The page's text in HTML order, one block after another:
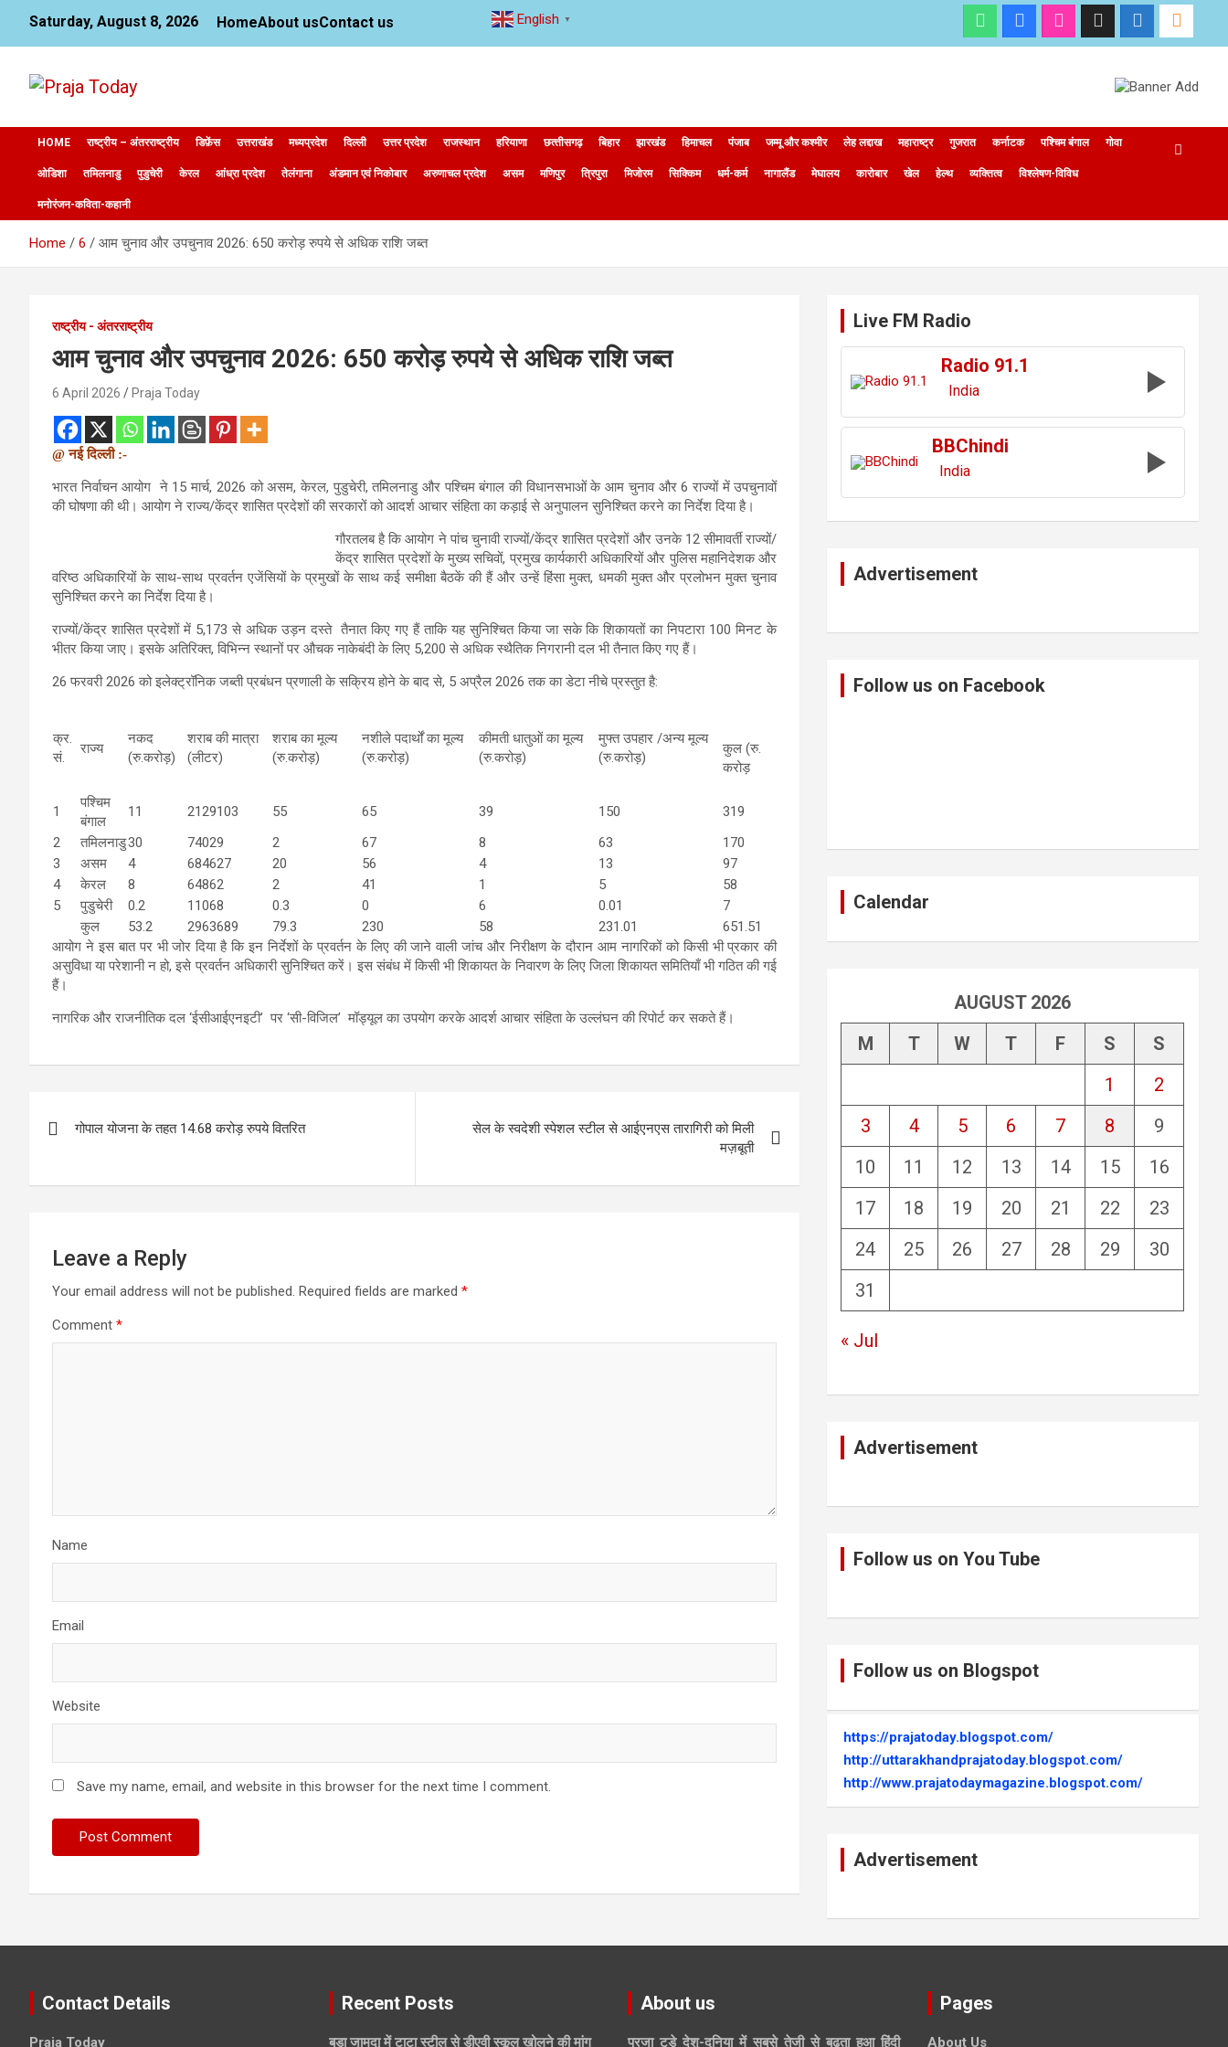
content
Saturday, August 8, 2026 HomeAbout usContact us
Praja Today
HOME राष्ट्रीय – अंतरराष्ट्रीय डिफ़ेंस उत्तराखंड मध्यप्रदेश दिल्ली उत्तर प्रदेश राजस्थान हरियाणा छत्‍तीसगढ़ बिहार झारखंड हिमाचल पंजाब जम्मू और कश्मीर लेह लद्दाख महाराष्ट्र गुजरात कर्नाटक पश्चिम बंगाल गोवा
ओडिशा तमिलनाडु पुडुचेरी केरल आंध्रा प्रदेश तेलंगाना अंडमान एवं निकोबार अरुणाचल प्रदेश असम मणिपुर त्रिपुरा मिजोरम सिक्किम धर्म-कर्म नागालैंड मेघालय कारोबार खेल हेल्थ व्यक्तित्व विश्लेषण-विविध
मनोरंजन-कविता-कहानी
Home 6 आम चुनाव और उपचुनाव 2026: 650 करोड़ रुपये से अधिक राशि जब्त
राष्ट्रीय - अंतरराष्ट्रीय
आम चुनाव और उपचुनाव 2026: 650 करोड़ रुपये से अधिक राशि जब्त
6 April 2026 Praja Today
@ नई दिल्ली :-
भारत निर्वाचन आयोग ने 15 मार्च, 2026 को असम, केरल, पुडुचेरी, तमिलनाडु और पश्चिम बंगाल की विधानसभाओं के आम चुनाव और 6 राज्यों में उपचुनावों
की घोषणा की थी। आयोग ने राज्य/केंद्र शासित प्रदेशों की सरकारों को आदर्श आचार संहिता का कड़ाई से अनुपालन सुनिश्चित करने का निर्देश दिया है।
गौरतलब है कि आयोग ने पांच चुनावी राज्यों/केंद्र शासित प्रदेशों और उनके 12 सीमावर्ती राज्यों/
केंद्र शासित प्रदेशों के मुख्य सचिवों, प्रमुख कार्यकारी अधिकारियों और पुलिस महानिदेशक और
वरिष्ठ अधिकारियों के साथ-साथ प्रवर्तन एजेंसियों के प्रमुखों के साथ कई समीक्षा बैठकें की हैं और उन्हें हिंसा मुक्त, धमकी मुक्त और प्रलोभन मुक्त चुनाव
सुनिश्चित करने का निर्देश दिया है।
राज्यों/केंद्र शासित प्रदेशों में 5,173 से अधिक उड़न दस्ते तैनात किए गए हैं ताकि यह सुनिश्चित किया जा सके कि शिकायतों का निपटारा 100 मिनट के
भीतर किया जाए। इसके अतिरिक्त, विभिन्न स्थानों पर औचक नाकेबंदी के लिए 5,200 से अधिक स्थैतिक निगरानी दल भी तैनात किए गए हैं।
26 फरवरी 2026 को इलेक्ट्रॉनिक जब्ती प्रबंधन प्रणाली के सक्रिय होने के बाद से, 5 अप्रैल 2026 तक का डेटा नीचे प्रस्तुत है:
क्र.
सं.
राज्य
नकद
(रु.करोड़)
शराब की मात्रा
(लीटर)
शराब का मूल्य
(रु.करोड़)
नशीले पदार्थों का मूल्य
(रु.करोड़)
कीमती धातुओं का मूल्य
(रु.करोड़)
मुफ्त उपहार /अन्य मूल्य
(रु.करोड़)
कुल (रु.
करोड़
1
पश्चिम
बंगाल
11 2129103 55 65 39 150
319
2
तमिलनाडु30 74029 2 67 8 63
170
3
असम 4 684627 20 56 4 13
97
4
केरल 8 64862 2 41 1 5
58
5
पुडुचेरी 0.2 11068 0.3 0 6 0.01
7
कुल
53.2 2963689 79.3 230 58 231.01
651.51
आयोग ने इस बात पर भी जोर दिया है कि इन निर्देशों के प्रवर्तन के लिए की जाने वाली जांच और निरीक्षण के दौरान आम नागरिकों को किसी भी प्रकार की
असुविधा या परेशानी न हो, इसे प्रवर्तन अधिकारी सुनिश्चित करें। इस संबंध में किसी भी शिकायत के निवारण के लिए जिला शिकायत समितियाँ भी गठित की गई
हैं।
नागरिक और राजनीतिक दल ‘ईसीआईएनइटी’ पर ‘सी-विजिल’ मॉड्यूल का उपयोग करके आदर्श आचार संहिता के उल्लंघन की रिपोर्ट कर सकते हैं।
navigation
गोपाल योजना के तहत 14.68 करोड़ रुपये वितरित
सेल के स्वदेशी स्पेशल स्टील से आईएनएस तारागिरी को मिली
मज़बूती
Leave a Reply
Your email address will not be published. Required fields are marked *
Comment *
Name
Email
Website
Save my name, email, and website in this browser for the next time I comment.
Live FM Radio
Radio 91.1
India
BBChindi
India
Advertisement
Follow us on Facebook
Calendar
AUGUST 2026
M
T W T F S
S
1
2
3
4 5 6 7 8
9
10
11 12 13 14 15
16
17
18 19 20 21 22
23
24
25 26 27 28 29
30
31
« Jul
Advertisement
Follow us on You Tube
Follow us on Blogspot
https://prajatoday.blogspot.com/
http://uttarakhandprajatoday.blogspot.com/
http://www.prajatodaymagazine.blogspot.com/
Advertisement
Contact Details
Praja Today
Recent Posts
बड़ा जामदा में टाटा स्टील से डीएवी स्कूल खोलने की मांग
About us
प्रजा टुडे देश-दुनिया में सबसे तेजी से बढ़ता हुआ हिंदी
Pages
About Us
English ▼